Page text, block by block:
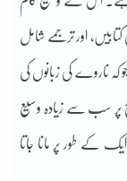
اور ترجمے شامل
کہ ناروے کی زبانوں کی
پر سب سے زیادہ وسیع
کے طور پر مانا جاتا